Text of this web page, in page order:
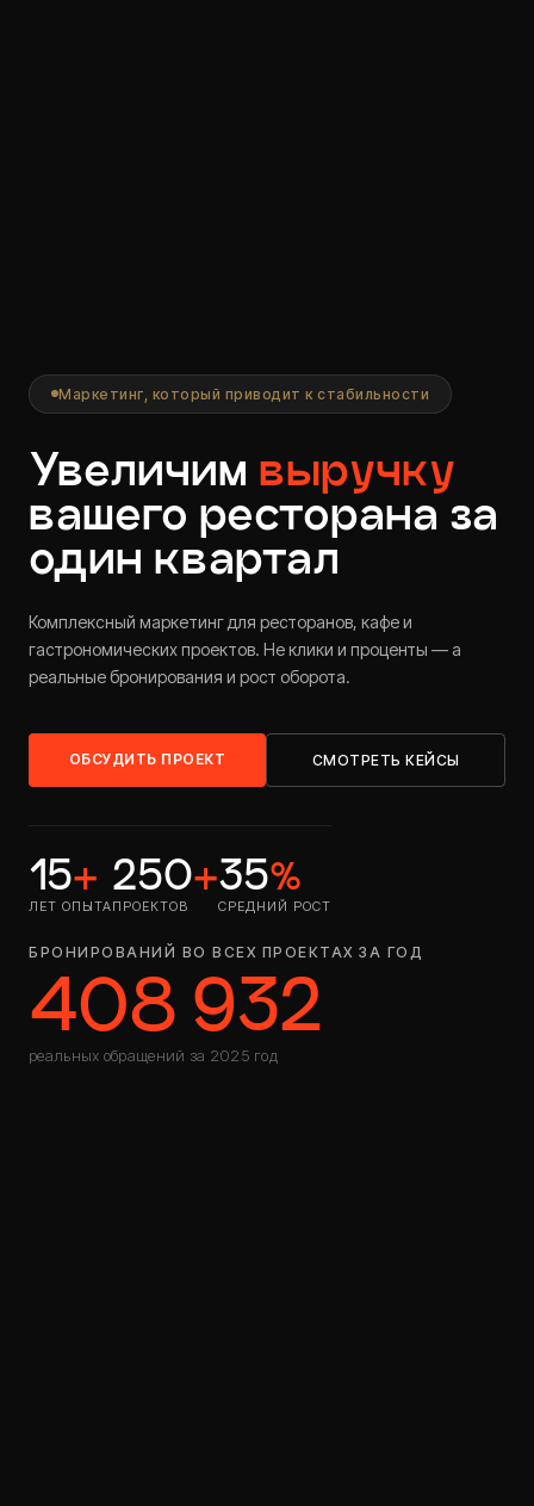
Маркетинг, который приводит к стабильности
Увеличим выручку
вашего ресторана за
один квартал
Комплексный маркетинг для ресторанов, кафе и
гастрономических проектов. Не клики и проценты — а
реальные бронирования и рост оборота.
ОБСУДИТЬ ПРОЕКТ СМОТРЕТЬ КЕЙСЫ
БРОНИРОВАНИЙ ВО ВСЕХ ПРОЕКТАХ ЗА ГОД
408 932
реальных обращений за 2025 год
15+
ЛЕТ ОПЫТА
250+
ПРОЕКТОВ
35%
СРЕДНИЙ РОСТ